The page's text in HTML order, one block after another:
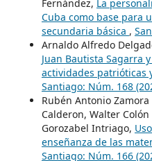
Fernández, La
Cuba como base para
secundaria básica ,
Arnaldo Alfredo
Juan Bautista Sagarra
actividades patrióticas
Santiago: Núm. 168
Rubén Antonio
Calderon, Walter
Gorozabel Intriago,
enseñanza de las
Santiago: Núm. 166